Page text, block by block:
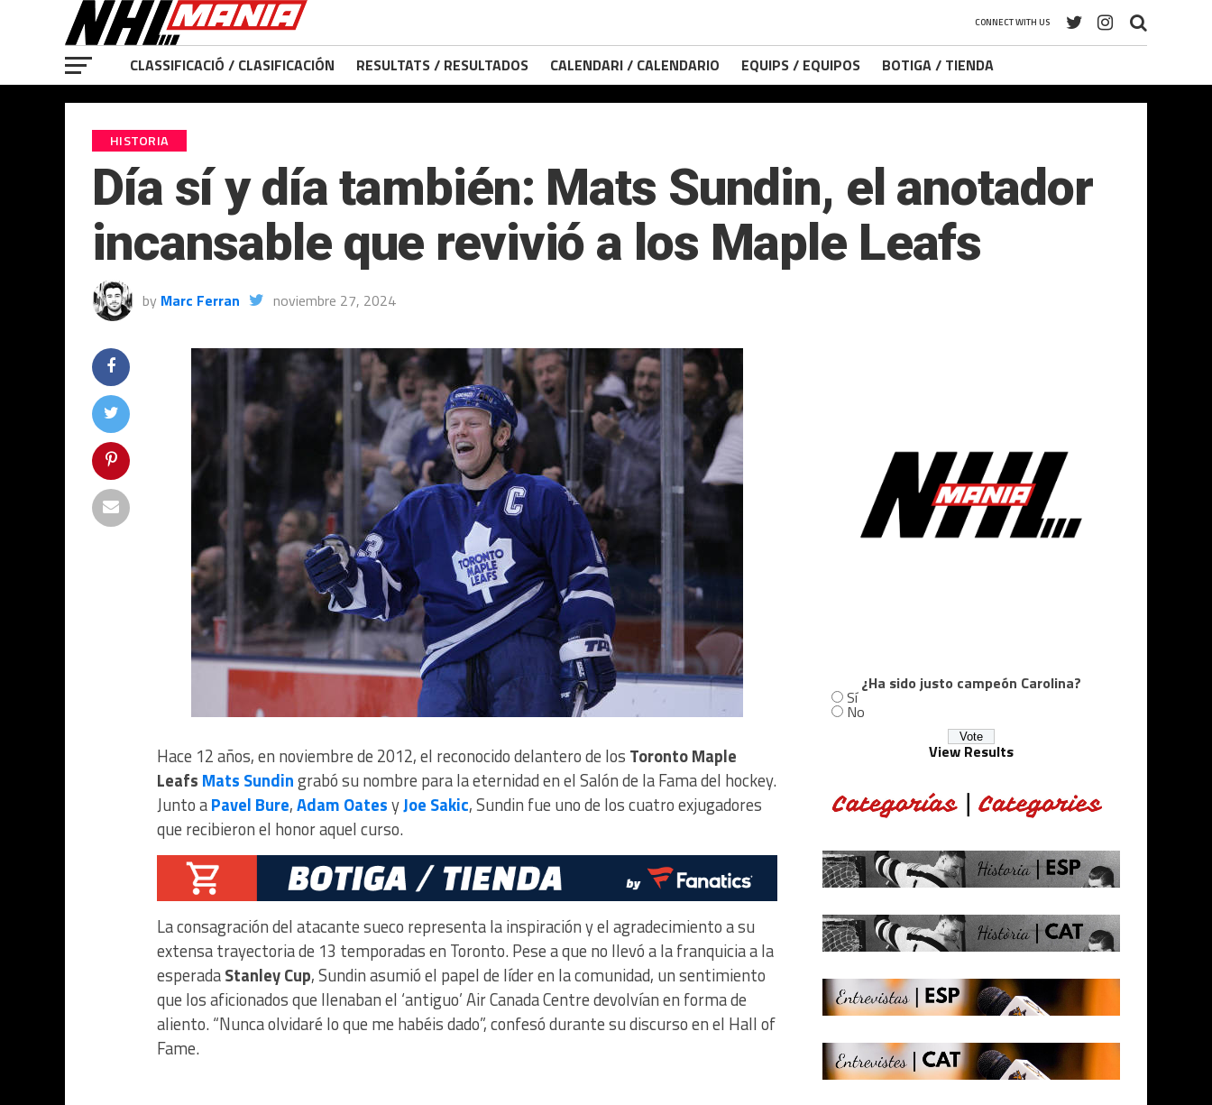
CONNECT WITH US
CLASSIFICACIÓ / CLASIFICACIÓN RESULTATS / RESULTADOS CALENDARI / CALENDARIO EQUIPS / EQUIPOS BOTIGA / TIENDA
HISTORIA
Día sí y día también: Mats Sundin, el anotador
incansable que revivió a los Maple Leafs
by Marc Ferran noviembre 27, 2024
Hace 12 años, en noviembre de 2012, el reconocido delantero de los Toronto Maple
Leafs Mats Sundingrabó su nombre para la eternidad en el Salón de la Fama del hockey.
Junto aPavel Bure,Adam OatesyJoe Sakic, Sundin fue uno de los cuatro exjugadores
que recibieron el honor aquel curso.
La consagración del atacante sueco representa la inspiración y el agradecimiento a su
extensa trayectoria de 13 temporadas en Toronto. Pese a que no llevó a la franquicia a la
esperadaStanley Cup, Sundin asumió el papel de líder en la comunidad, un sentimiento
que los aficionados que llenaban el ‘antiguo’ Air Canada Centre devolvían en forma de
aliento. “Nunca olvidaré lo que me habéis dado”, confesó durante su discurso en el Hall of
Fame.
¿Ha sido justo campeón Carolina?
Sí
No
View Results